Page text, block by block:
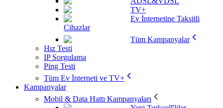
TV+
Ev İnternetine Taksitli
Cihazlar
Tüm Kampanyalar
Hız Testi
IP Sorgulama
Ping Testi
Tüm Ev İnterneti ve TV+
Kampanyalar
Mobil & Data Hattı Kampanyaları